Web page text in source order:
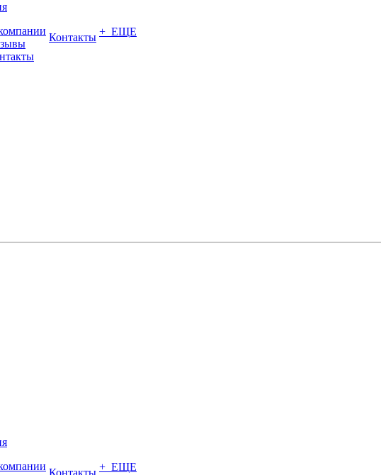
Контакты + ЕЩЕ
Контакты + ЕЩЕ